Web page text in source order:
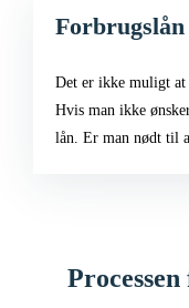
Det er ikke muligt
Hvis man ikke
lån. Er man nødt til